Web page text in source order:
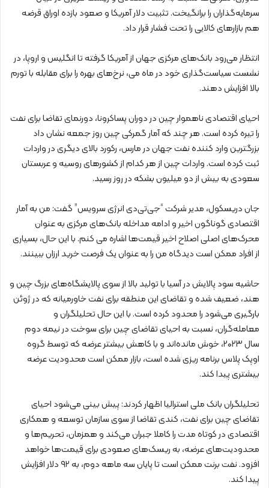
سرمایه‌گذاران را برانگیخت. تثبیت دلار آمریکا و صعود بازده اوراق قرضه
هم بازارهای کالایی را تحت فشار قرار داد.
انتظار می‌رود بانک‌های مرکزی جهان از آمریکا گرفته تا انگلیس و اروپا، در
نشست سیاست‌گذاری خود در ماه می، نرخ‌های بهره را برای مقابله با تورم
بالا افزایش دهند.
احیای اقتصادی ناهموار چین در دوران پساکرونا، دورنمای تقاضا برای نفت
را تیره کرده است. هر چند که آمار گمرکی چین روز جمعه نشان داد
بزرگترین وارد کننده نفت جهان در مارس، رکورد بالای دیگری در واردات
ثبت کرده است. واردات چین از هر کدام از کشورهای روسیه و عربستان
سعودی به بیش از دو میلیون بشکه در روز رسید.
جان دریسکول، مدیر شرکت “جی‌تی‌دی انرژی سرویس” گفت: من به آمار
اقتصادی گوناگون اخیر و ادامه مداخله بانک‌های مرکزی به عنوان
محرک‌های اصلی اصلاح اخیر قیمت‌ها اشاره می کنم. با این حال، بسیاری
از افراد ممکن است دیدگاه من را به عنوان یک فرصت خرید ارزان ببینند.
حاشیه سود پالایش در آسیا با تولید بالا از سوی پالایشگاه‌های بزرگ چین و
هند، ضعیف شده و تقاضای این منطقه برای نفت خاورمیانه که در ژوئن
بارگیری می‌شود را محدود کرده است. با این حال تحلیلگران و
معامله‌گران، نسبت به احیای تقاضای چین برای سوخت در نیمه دوم
سال ۲۰۲۳، خوش مانده‌اند و با کاهش بیشتر عرضه که توسط گروه
اوپک پلاس برنامه ریزی شده است، بازار ممکن است محدودیت عرضه
بیشتری پیدا کند.
تحلیلگران بانک ملی استرالیا اظهار کردند: پیش بینی می‌شود احیای
تقاضای چین برای نفت، کندی تقاضا از سوی سازمان توسعه و همکاری
اقتصادی در کوتاه مدت را کاملا جبران می‌کند و همزمان، تحریم‌ها و
محدودیت‌های عرضه، به ریسک‌های صعودی برای قیمت‌ها خواهد
افزود. نفت برنت ممکن است تا پایان سه ماهه دوم، به ۹۲ دلار افزایش
پیدا کند.